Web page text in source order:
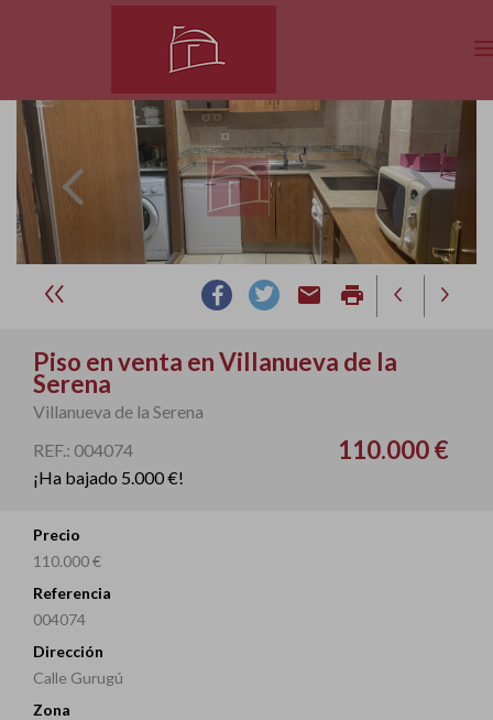
email print
Piso en venta en Villanueva de la
Serena
Villanueva de la Serena
REF.: 004074
110.000 €
¡Ha bajado 5.000 €!
Precio
110.000 €
Referencia
004074
Dirección
Calle Gurugú
Zona